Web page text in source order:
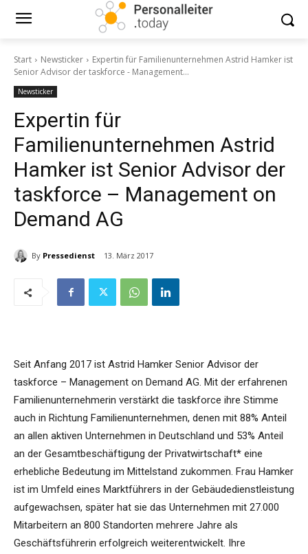
Start Newsticker
Expertin für Familienunternehmen Astrid Hamker ist
Senior Advisor der taskforce - Management...
Newsticker
Expertin für
Familienunternehmen Astrid
Hamker ist Senior Advisor der
taskforce – Management on
Demand AG
By Pressedienst 13. März 2017
Seit Anfang 2017 ist Astrid Hamker Senior Advisor der
taskforce – Management on Demand AG. Mit der erfahrenen
Familienunternehmerin verstärkt die taskforce ihre Stimme
auch in Richtung Familienunternehmen, denen mit 88% Anteil
an allen aktiven Unternehmen in Deutschland und 53% Anteil
an der Gesamtbeschäftigung der Privatwirtschaft* eine
erhebliche Bedeutung im Mittelstand zukommen. Frau Hamker
ist im Umfeld eines Marktführers in der Gebäudedienstleistung
aufgewachsen, später hat sie das Unternehmen mit 27.000
Mitarbeitern an 800 Standorten mehrere Jahre als
Geschäftsführerin erfolgreich weiterentwickelt. Ihre